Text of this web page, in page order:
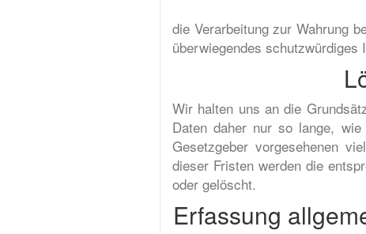
die Verarbeitung zur Wahrung
überwiegendes schutzwürdiges
Wir halten uns an die
Daten daher nur so lange,
Gesetzgeber vorgesehenen
dieser Fristen werden die
oder gelöscht.
Erfassung